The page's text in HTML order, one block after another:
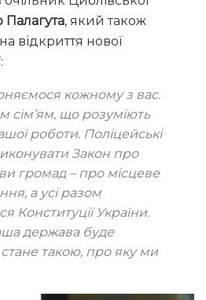
, який також
відкриття нової
кожному з вас.
сім’ям, що розуміють
роботи. Поліцейські
Закон про
громад – про місцеве
а усі разом
Конституції України.
держава буде
такою, про яку ми